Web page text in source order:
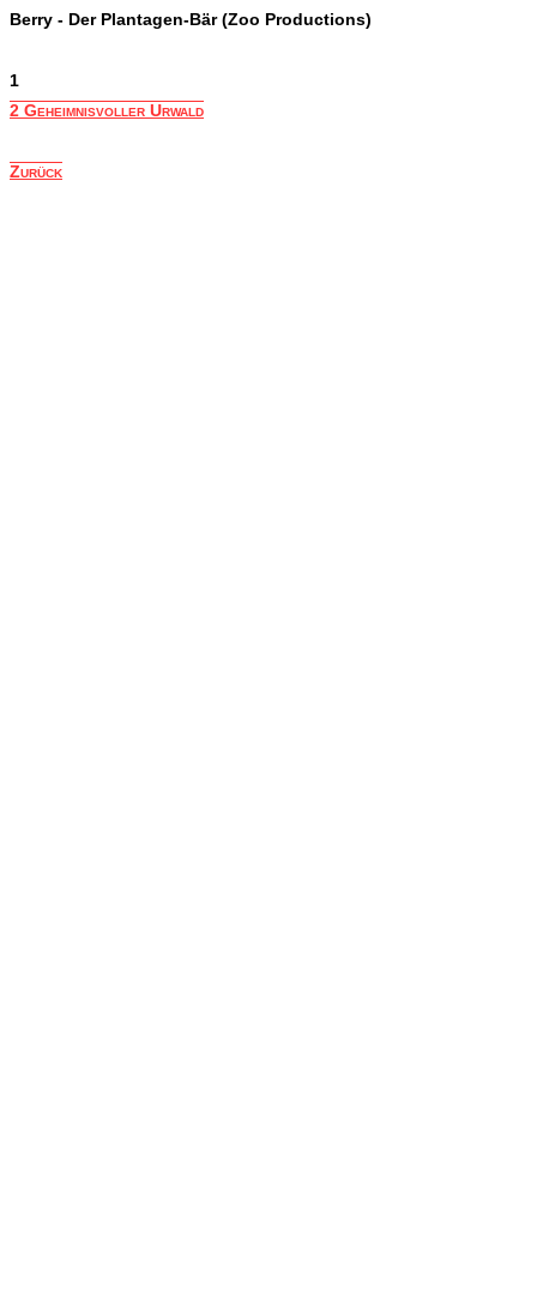
Berry - Der Plantagen-Bär (Zoo Productions)
1
2 Geheimnisvoller Urwald
Zurück